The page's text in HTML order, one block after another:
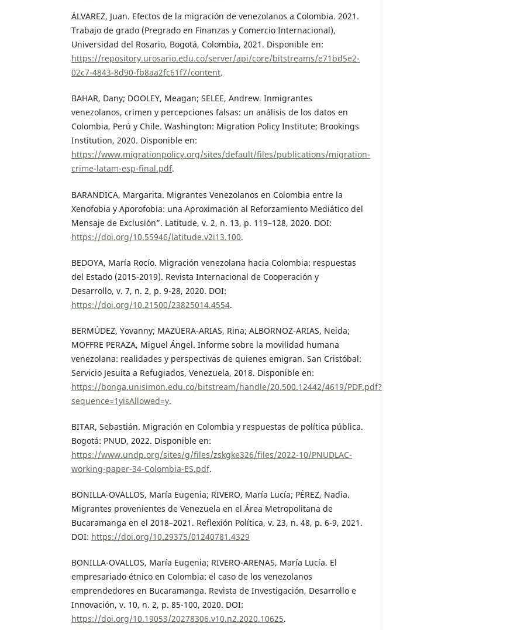
ÁLVAREZ, Juan. Efectos de la migración de venezolanos a Colombia. 2021.
Trabajo de grado (Pregrado en Finanzas y Comercio Internacional),
Universidad del Rosario, Bogotá, Colombia, 2021. Disponible en:
https://repository.urosario.edu.co/server/api/core/bitstreams/e71bd5e2-
02c7-4843-8d90-fb8aa2fc61f7/content.
BAHAR, Dany; DOOLEY, Meagan; SELEE, Andrew. Inmigrantes
venezolanos, crimen y percepciones falsas: un análisis de los datos en
Colombia, Perú y Chile. Washington: Migration Policy Institute; Brookings
Institution, 2020. Disponible en:
https://www.migrationpolicy.org/sites/default/files/publications/migration-
crime-latam-esp-final.pdf.
BARANDICA, Margarita. Migrantes Venezolanos en Colombia entre la
Xenofobia y Aporofobia: una Aproximación al Reforzamiento Mediático del
Mensaje de Exclusión”. Latitude, v. 2, n. 13, p. 119–128, 2020. DOI:
https://doi.org/10.55946/latitude.v2i13.100.
BEDOYA, María Rocío. Migración venezolana hacia Colombia: respuestas
del Estado (2015-2019). Revista Internacional de Cooperación y
Desarrollo, v. 7, n. 2, p. 9-28, 2020. DOI:
https://doi.org/10.21500/23825014.4554.
BERMÚDEZ, Yovanny; MAZUERA-ARIAS, Rina; ALBORNOZ-ARIAS, Neida;
MOFFRE PERAZA, Miguel Ángel. Informe sobre la movilidad humana
venezolana: realidades y perspectivas de quienes emigran. San Cristóbal:
Servicio Jesuita a Refugiados, Venezuela, 2018. Disponible en:
https://bonga.unisimon.edu.co/bitstream/handle/20.500.12442/4619/PDF.pdf?
sequence=1yisAllowed=y.
BITAR, Sebastián. Migración en Colombia y respuestas de política pública.
Bogotá: PNUD, 2022. Disponible en:
https://www.undp.org/sites/g/files/zskgke326/files/2022-10/PNUDLAC-
working-paper-34-Colombia-ES.pdf.
BONILLA-OVALLOS, María Eugenia; RIVERO, María Lucía; PÉREZ, Nadia.
Migrantes provenientes de Venezuela en el Área Metropolitana de
Bucaramanga en el 2018–2021. Reflexión Política, v. 23, n. 48, p. 6-9, 2021.
DOI: https://doi.org/10.29375/01240781.4329
BONILLA-OVALLOS, María Eugenia; RIVERO-ARENAS, María Lucía. El
empresariado étnico en Colombia: el caso de los venezolanos
emprendedores en Bucaramanga. Revista de Investigación, Desarrollo e
Innovación, v. 10, n. 2, p. 85-100, 2020. DOI:
https://doi.org/10.19053/20278306.v10.n2.2020.10625.